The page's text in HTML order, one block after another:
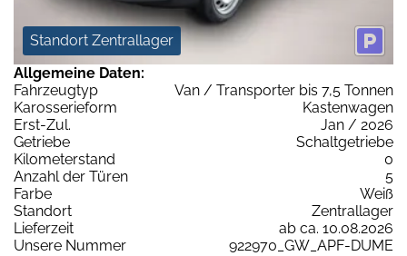
Standort Zentrallager
Allgemeine Daten:
Fahrzeugtyp
Van / Transporter bis 7,5 Tonnen
Karosserieform
Kastenwagen
Erst-Zul.
Jan / 2026
Getriebe
Schaltgetriebe
Kilometerstand
0
Anzahl der Türen
5
Farbe
Weiß
Standort
Zentrallager
Lieferzeit
ab ca. 10.08.2026
Unsere Nummer
922970_GW_APF-DUME